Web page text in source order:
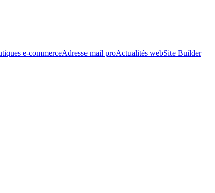
e-commerceAdresse mail proActualités webSite Builder